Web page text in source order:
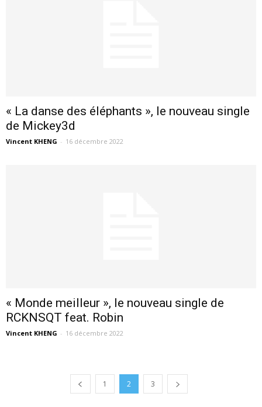
« La danse des éléphants », le nouveau single
de Mickey3d
Vincent KHENG - 16 décembre 2022
« Monde meilleur », le nouveau single de
RCKNSQT feat. Robin
Vincent KHENG - 16 décembre 2022
1 2 3